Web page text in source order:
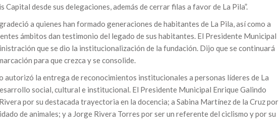
Capital desde sus delegaciones, además de cerrar filas a favor de La Pila”.
a quienes han formado generaciones de habitantes de La Pila, así como a
ámbitos dan testimonio del legado de sus habitantes. El Presidente Municipal
que se dio la institucionalización de la fundación. Dijo que se continuará
para que crezca y se consolide.
autorizó la entrega de reconocimientos institucionales a personas líderes de La
social, cultural e institucional. El Presidente Municipal Enrique Galindo
por su destacada trayectoria en la docencia; a Sabina Martínez de la Cruz por
de animales; y a Jorge Rivera Torres por ser un referente del ciclismo y por su